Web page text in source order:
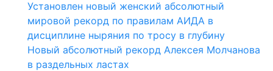
Установлен новый женский абсолютный
мировой рекорд по правилам АИДА в
дисциплине ныряния по тросу в глубину
Новый абсолютный рекорд Алексея Молчанова
в раздельных ластах